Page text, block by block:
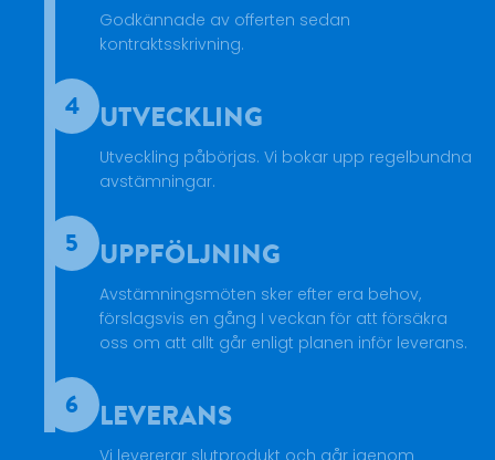
Godkännade av offerten sedan
kontraktsskrivning.
4 UTVECKLING
Utveckling påbörjas. Vi bokar upp regelbundna
avstämningar.
5 UPPFÖLJNING
Avstämningsmöten sker efter era behov,
förslagsvis en gång I veckan för att försäkra
oss om att allt går enligt planen inför leverans.
6 LEVERANS
Vi levererar slutprodukt och går igenom